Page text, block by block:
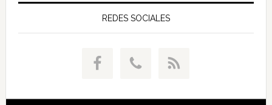
REDES SOCIALES